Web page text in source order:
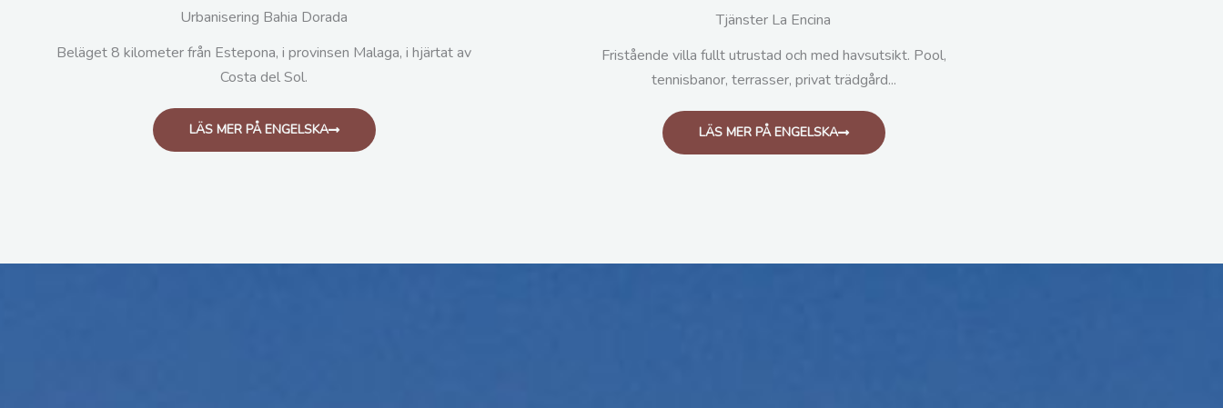
Urbanisering Bahia Dorada
Beläget 8 kilometer från Estepona, i provinsen Malaga, i hjärtat av
Costa del Sol.
LÄS MER PÅ ENGELSKA
Tjänster La Encina
Fristående villa fullt utrustad och med havsutsikt. Pool,
tennisbanor, terrasser, privat trädgård...
LÄS MER PÅ ENGELSKA